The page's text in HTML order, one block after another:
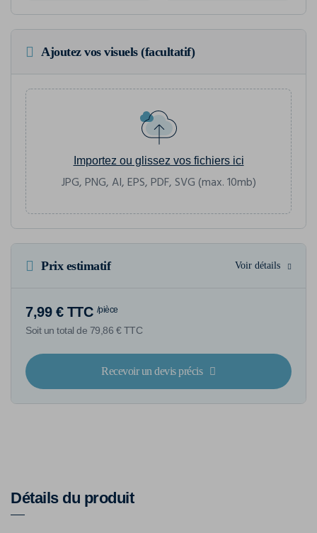
Ajoutez vos visuels (facultatif)
Importez ou glissez vos fichiers ici
JPG, PNG, AI, EPS, PDF, SVG (max. 10mb)
Prix estimatif Voir détails
7,99 € TTC /pièce
Soit un total de 79,86 € TTC
Recevoir un devis précis
Détails du produit